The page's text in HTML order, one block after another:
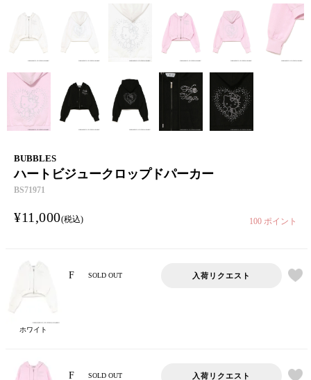
BUBBLES
ハートビジュークロップドパーカー
BS71971
¥11,000 税込 100 ポイント
ホワイト
F SOLD OUT 入荷リクエスト
F SOLD OUT 入荷リクエスト